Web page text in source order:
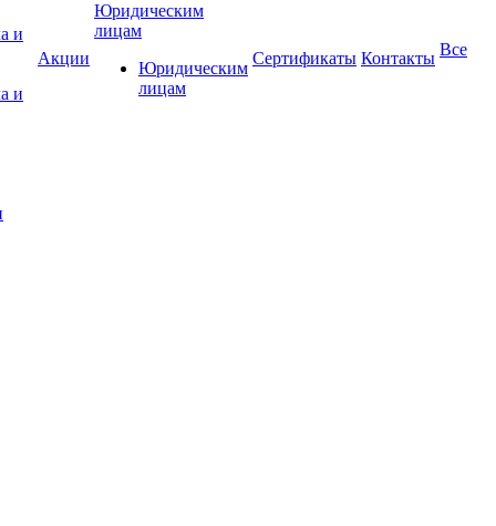
и
Акции
Юридическим
лицам
Юридическим
лицам
Сертификаты Контакты Все